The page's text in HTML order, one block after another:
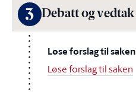
3 Debatt og vedtak
Løse forslag til saken
Løse forslag til saken